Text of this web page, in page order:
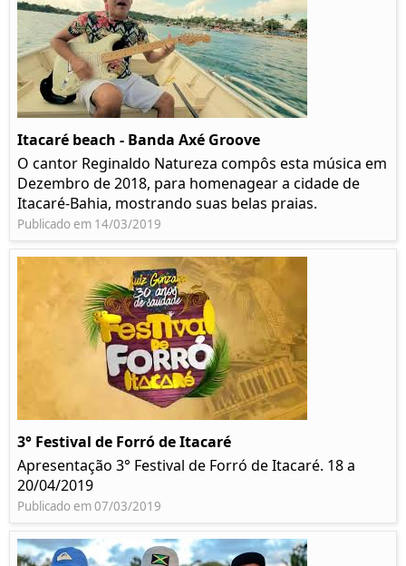
Itacaré beach - Banda Axé Groove
O cantor Reginaldo Natureza compôs esta música em
Dezembro de 2018, para homenagear a cidade de
Itacaré-Bahia, mostrando suas belas praias.
Publicado em 14/03/2019
3° Festival de Forró de Itacaré
Apresentação 3° Festival de Forró de Itacaré. 18 a
20/04/2019
Publicado em 07/03/2019